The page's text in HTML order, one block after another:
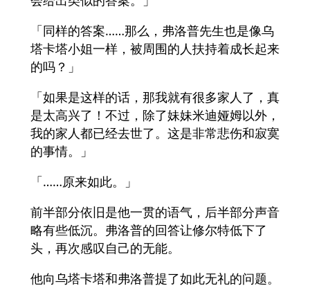
「同样的答案……那么，弗洛普先生也是像乌
塔卡塔小姐一样，被周围的人扶持着成长起来
的吗？」
「如果是这样的话，那我就有很多家人了，真
是太高兴了！不过，除了妹妹米迪娅姆以外，
我的家人都已经去世了。这是非常悲伤和寂寞
的事情。」
「……原来如此。」
前半部分依旧是他一贯的语气，后半部分声音
略有些低沉。弗洛普的回答让修尔特低下了
头，再次感叹自己的无能。
他向乌塔卡塔和弗洛普提了如此无礼的问题。